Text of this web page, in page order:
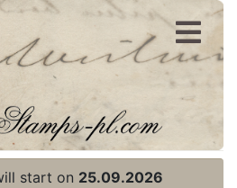
start on 25.09.2026